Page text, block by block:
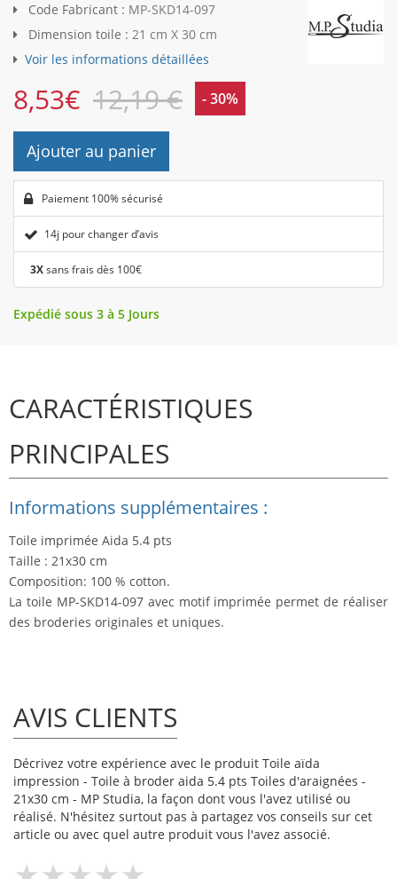
Code Fabricant : MP-SKD14-097
Dimension toile : 21 cm X 30 cm
Voir les informations détaillées
8,53€ 12,19 € - 30%
Ajouter au panier
Paiement 100% sécurisé
14j pour changer d’avis
3Xsans frais dès 100€
Expédié sous 3 à 5 Jours
CARACTÉRISTIQUES
PRINCIPALES
Informations supplémentaires :
Toile imprimée Aida 5.4 pts
Taille : 21x30 cm
Composition: 100 % cotton.
La toile MP-SKD14-097 avec motif imprimée permet de réaliser
des broderies originales et uniques.
AVIS CLIENTS
Décrivez votre expérience avec le produit Toile aïda
impression - Toile à broder aida 5.4 pts Toiles d'araignées -
21x30 cm - MP Studia, la façon dont vous l'avez utilisé ou
réalisé. N'hésitez surtout pas à partagez vos conseils sur cet
article ou avec quel autre produit vous l'avez associé.